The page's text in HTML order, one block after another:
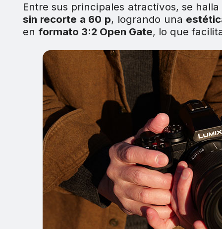
Entre sus principales atractivos, se
sin recorte a 60 p, logrando una
en formato 3:2 Open Gate, lo que